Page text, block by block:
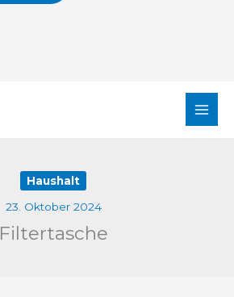
Haushalt
23. Oktober 2024
Filtertasche